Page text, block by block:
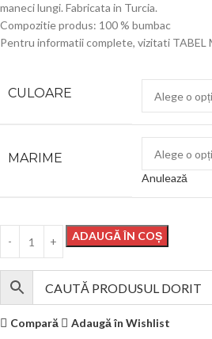
maneci lungi. Fabricata in Turcia.
Compozitie produs: 100 % bumbac
Pentru informatii complete, vizitati TABEL
CULOARE
MARIME
Anulează
ADAUGĂ ÎN COȘ
Compară
Adaugă în Wishlist